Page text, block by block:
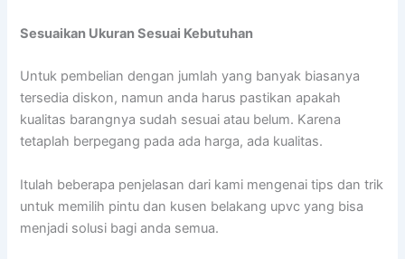
Sesuaikan Ukuran Sesuai Kebutuhan
Untuk pembelian dengan jumlah yang banyak biasanya
tersedia diskon, namun anda harus pastikan apakah
kualitas barangnya sudah sesuai atau belum. Karena
tetaplah berpegang pada ada harga, ada kualitas.
Itulah beberapa penjelasan dari kami mengenai tips dan trik
untuk memilih pintu dan kusen belakang upvc yang bisa
menjadi solusi bagi anda semua.